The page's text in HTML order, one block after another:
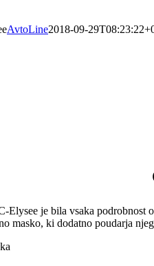
AvtoLine2018-09-
Elysee je bila vsaka podrobnost
masko, ki dodatno poudarja